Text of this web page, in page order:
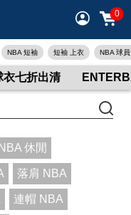
0
NBA 短袖 短袖 上衣 NBA 球
衣七折出清
NBA 休閒
落肩 NBA
連帽 NBA